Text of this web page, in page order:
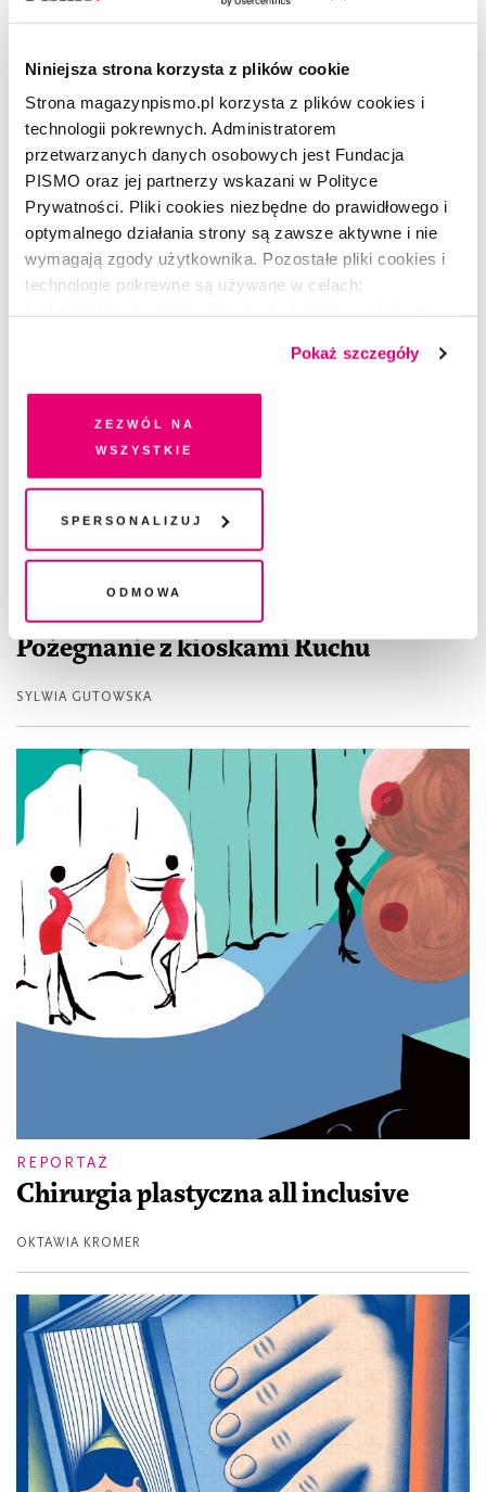
Niniejsza strona korzysta z plików cookie
Strona magazynpismo.pl korzysta z plików cookies i
technologii pokrewnych. Administratorem
przetwarzanych danych osobowych jest Fundacja
PISMO oraz jej partnerzy wskazani w Polityce
Prywatności. Pliki cookies niezbędne do prawidłowego i
optymalnego działania strony są zawsze aktywne i nie
wymagają zgody użytkownika. Pozostałe pliki cookies i
technologie pokrewne są używane w celach:
dobrowolną zgodę na pliki cookies i technologie
pokrewne, zgadzasz się na przechowywanie informacji
na Twoim urządzeniu końcowym lub dostęp do niego i
przetwarzanie danych. Zgodę na wszystkie lub niektóre
chwili wycofać lub ponowić w zakładce "Ustawienia
plików cookie". Wycofanie zgody nie wpływa na
legalność przetwarzania danych przed jej wycofaniem
Pokaż szczegóły
Zezwól na
wszystkie
Spersonalizuj
Odmowa
2018 roku za debiutancką książkę Po trochu otrzymała
CZYTAJ TAKŻE
REPORTAŻ
Pożegnanie z kioskami Ruchu
SYLWIA GUTOWSKA
REPORTAŻ
Chirurgia plastyczna all inclusive
OKTAWIA KROMER